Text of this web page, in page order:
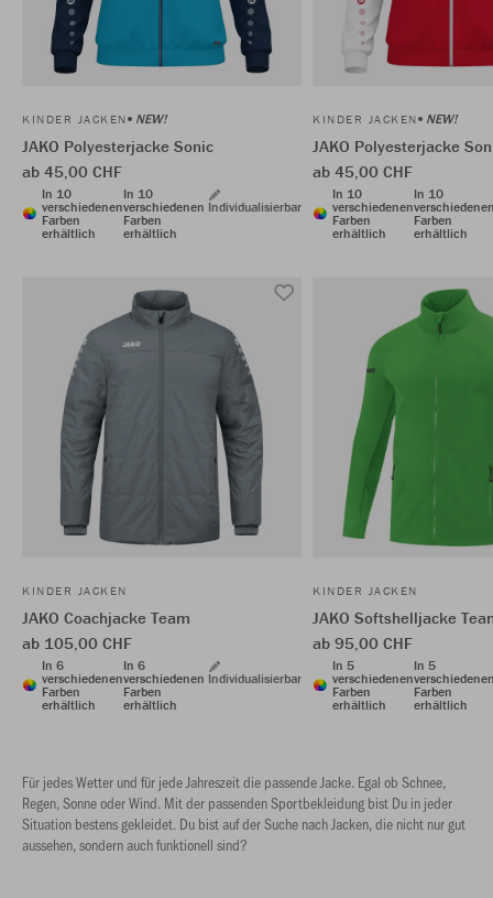
KINDER JACKEN NEW!
JAKO Polyesterjacke Sonic
ab 45,00 CHF
In 10
verschiedenen
Farben
erhältlich
In 10
verschiedenen
Farben
erhältlich
Individualisierbar
KINDER JACKEN NEW!
JAKO Polyesterjacke
ab 45,00 CHF
In 10
verschiedenen
Farben
erhältlich
In 10
Farben
erhältlich
KINDER JACKEN
JAKO Coachjacke Team
ab 105,00 CHF
In 6
verschiedenen
Farben
erhältlich
In 6
verschiedenen
Farben
erhältlich
Individualisierbar
KINDER JACKEN
JAKO Softshelljacke
ab 95,00 CHF
In 5
verschiedenen
Farben
erhältlich
In 5
Farben
erhältlich
Für jedes Wetter und für jede Jahreszeit die passende Jacke. Egal ob Schnee,
Regen, Sonne oder Wind. Mit der passenden Sportbekleidung bist Du in jeder
Situation bestens gekleidet. Du bist auf der Suche nach Jacken, die nicht nur gut
aussehen, sondern auch funktionell sind?